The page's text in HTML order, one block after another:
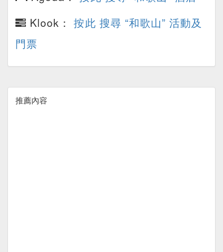
Klook：按此 搜尋 “和歌山” 活動及
門票
推薦內容